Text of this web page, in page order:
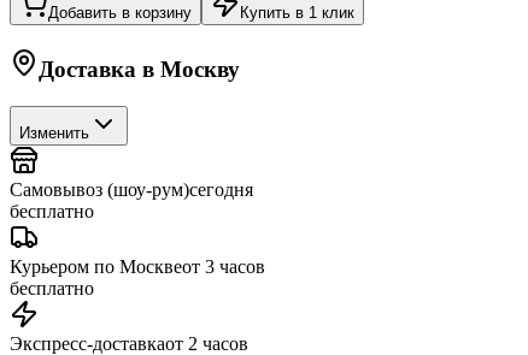
Добавить в корзину Купить в 1 клик
Доставка в Москву
Изменить
Самовывоз (шоу-рум)сегодня
бесплатно
Курьером по Москвеот 3 часов
бесплатно
Экспресс-доставкаот 2 часов